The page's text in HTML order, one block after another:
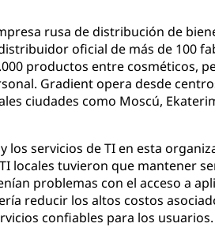
rusa de distribución de
oficial de más de 100
productos entre cosméticos,
Gradient opera desde
ciudades como Moscú,
servicios de TI en esta
locales tuvieron que mantener
problemas con el acceso a
reducir los altos costos
confiables para los usuarios.